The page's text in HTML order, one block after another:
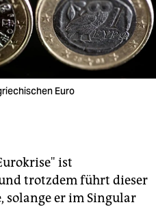
Euro
ist
trotzdem führt dieser
solange er im Singular